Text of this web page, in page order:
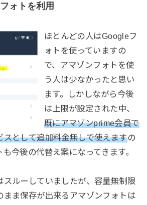
ォトを利用
ほとんどの人はGoogleフ
ォトを使っていますの
で、アマゾンフォトを使
う人は少なかったと思い
ます。しかしながら今後
は上限が設定された中、
既にアマゾンprime会員で
スとして追加料金無しで使えますの
今後の代替え案になってきます。
スルーしていましたが、容量無制限
まま保存が出来るアマゾンフォトは